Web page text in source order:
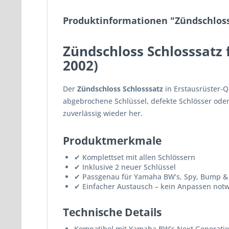
Produktinformationen "Zündschloss
Zündschloss Schlosssatz
2002)
Der Zündschloss Schlosssatz in Erstausrüster-
abgebrochene Schlüssel, defekte Schlösser
zuverlässig wieder her.
Produktmerkmale
✔ Komplettset mit allen Schlössern
✔ Inklusive 2 neuer Schlüssel
✔ Passgenau für Yamaha BW’s, Spy, Bump
✔ Einfacher Austausch – kein Anpassen
Technische Details